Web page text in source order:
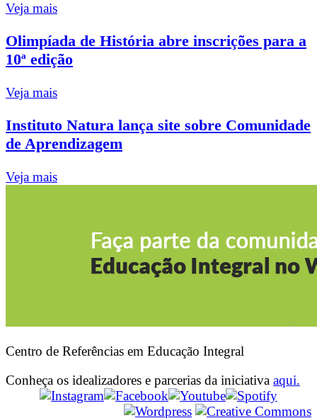
Veja mais
Olimpíada de História abre inscrições para a
10ª edição
Veja mais
Instituto Natura lança site sobre Comunidade
de Aprendizagem
Veja mais
Centro de Referências em Educação Integral
Conheça os idealizadores e parcerias da iniciativa aqui.